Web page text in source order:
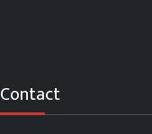
Contact